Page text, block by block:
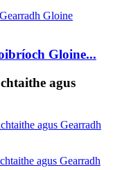
Gloine...
agus